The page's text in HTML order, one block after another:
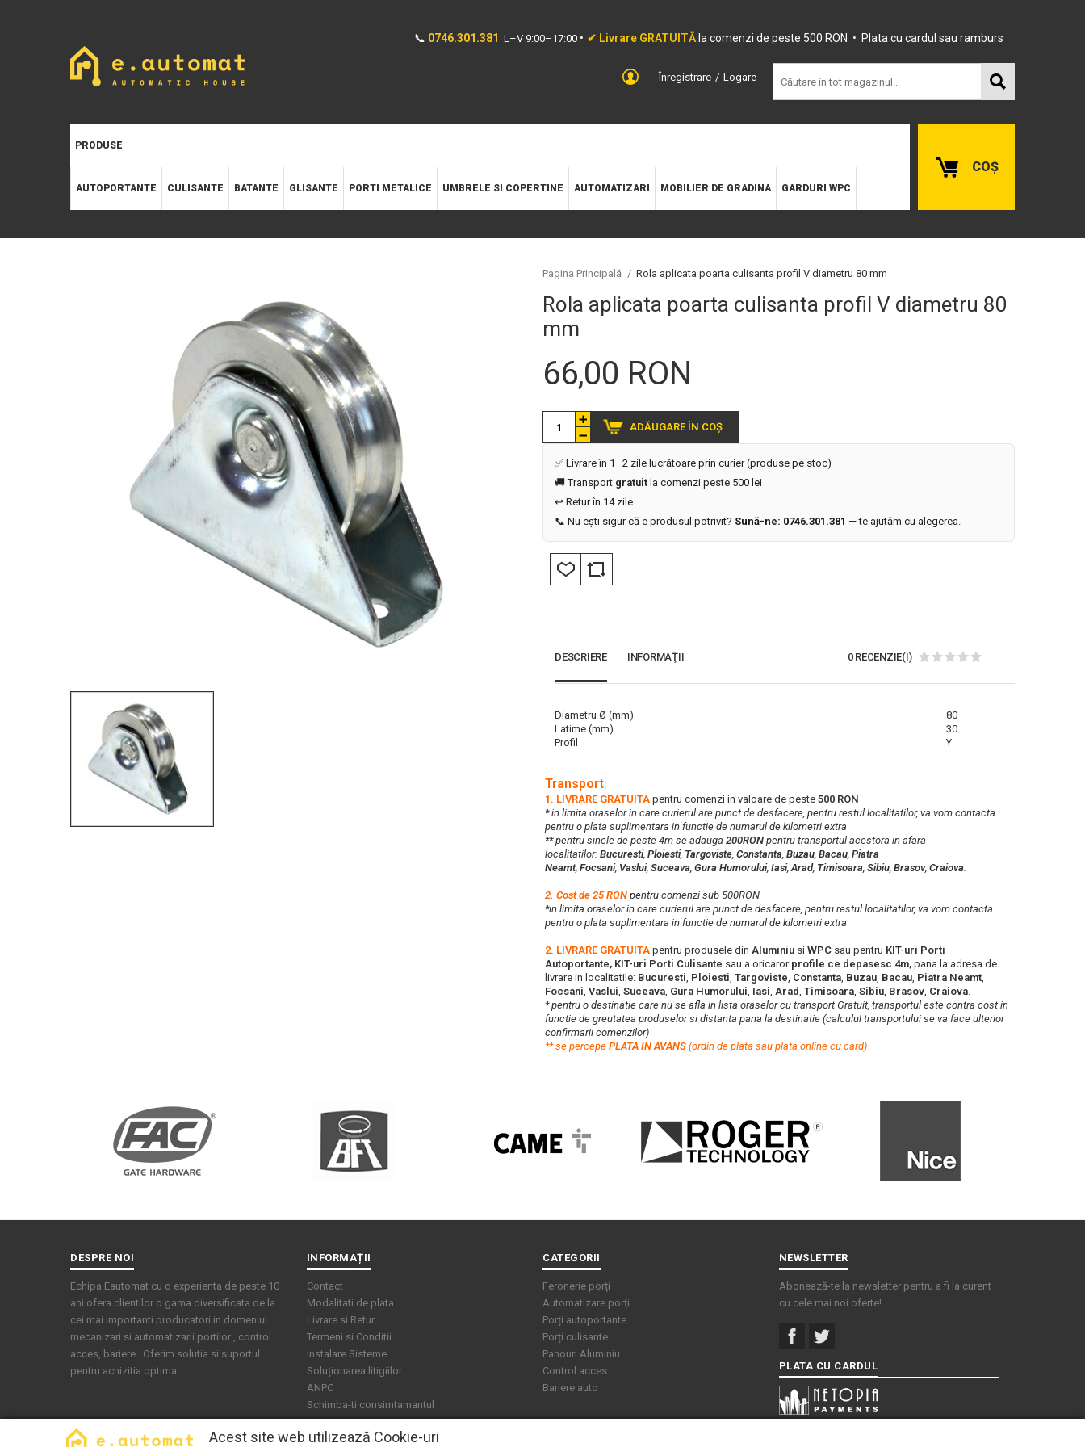
📞 0746.301.381 L–V 9:00–17:00 • ✔ Livrare GRATUITĂ la comenzi de peste 500 RON • Plata cu cardul sau ramburs
Înregistrare Logare
PRODUSE
AUTOPORTANTE CULISANTE BATANTE GLISANTE PORTI METALICE UMBRELE SI COPERTINE AUTOMATIZARI MOBILIER DE GRADINA GARDURI WPC
COȘ
Pagina Principală / Rola aplicata poarta culisanta profil V diametru 80 mm
Rola aplicata poarta culisanta profil V diametru 80
mm
66,00 RON
ADĂUGARE ÎN COȘ
✅ Livrare în 1–2 zile lucrătoare prin curier (produse pe stoc)
🚚 Transport gratuit la comenzi peste 500 lei
↩️ Retur în 14 zile
📞 Nu ești sigur că e produsul potrivit? Sună-ne: 0746.301.381 — te ajutăm cu alegerea.
DESCRIERE INFORMAŢII 0 RECENZIE(I)
Diametru Ø (mm)
80
Latime (mm)
30
Profil
Y
Transport:
1. LIVRARE GRATUITA pentru comenzi in valoare de peste 500 RON
* in limita oraselor in care curierul are punct de desfacere, pentru restul localitatilor, va vom contacta
pentru o plata suplimentara in functie de numarul de kilometri extra
** pentru sinele de peste 4m se adauga 200RON pentru transportul acestora in afara
localitatilor: Bucuresti, Ploiesti, Targoviste, Constanta, Buzau, Bacau, Piatra
Neamt, Focsani, Vaslui, Suceava, Gura Humorului, Iasi,Arad, Timisoara, Sibiu, Brasov, Craiova.
2. Cost de 25 RON pentru comenzi sub 500RON
*in limita oraselor in care curierul are punct de desfacere, pentru restul localitatilor, va vom contacta
pentru o plata suplimentara in functie de numarul de kilometri extra
2. LIVRARE GRATUITA pentru produsele din Aluminiu si WPC sau pentru KIT-uri Porti
Autoportante, KIT-uri Porti Culisante sau a oricarorprofile ce depasesc 4m, pana la adresa de
livrare in localitatile: Bucuresti, Ploiesti, Targoviste, Constanta, Buzau, Bacau, Piatra Neamt,
Focsani, Vaslui, Suceava, Gura Humorului, Iasi, Arad, Timisoara, Sibiu, Brasov, Craiova.
* pentru o destinatie care nu se afla in lista oraselor cu transport Gratuit, transportul este contra cost in
functie de greutatea produselor si distanta pana la destinatie (calculul transportului se va face ulterior
confirmarii comenzilor)
**se percepe PLATA IN AVANS (ordin de plata sau plata online cu card)
DESPRE NOI
Echipa Eautomat cu o experienta de peste 10
ani ofera clientilor o gama diversificata de la
cei mai importanti producatori in domeniul
mecanizari si automatizarii portilor , control
acces, bariere . Oferim solutia si suportul
pentru achizitia optima.
INFORMAȚII
Contact
Modalitati de plata
Livrare si Retur
Termeni si Conditii
Instalare Sisteme
Soluționarea litigiilor
ANPC
Schimba-ti consimtamantul
CATEGORII
Feronerie porți
Automatizare porți
Porți autoportante
Porți culisante
Panouri Aluminiu
Control acces
Bariere auto
NEWSLETTER
Abonează-te la newsletter pentru a fi la curent
cu cele mai noi oferte!
PLATA CU CARDUL
Acest site web utilizează Cookie-uri